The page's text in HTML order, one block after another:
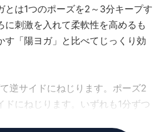
とは1つのポーズを2～3分キープす
に刺激を入れて柔軟性を高めるも
す「陽ヨガ」と比べてじっくり効
逆サイドにねじります。ポーズ2
ドにねじります。いずれも1分ずつ